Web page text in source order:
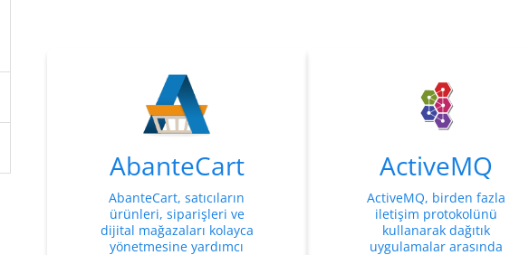
AbanteCart
AbanteCart, satıcıların
ürünleri, siparişleri ve
dijital mağazaları kolayca
yönetmesine yardımcı
ActiveMQ
ActiveMQ, birden fazla
iletişim protokolünü
kullanarak dağıtık
uygulamalar arasında